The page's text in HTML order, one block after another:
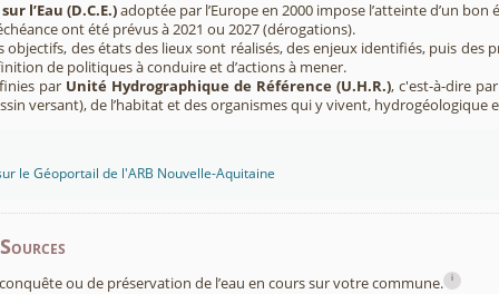
l’Eau (D.C.E.)adoptée par l’Europe en 2000 impose l’atteinte d’un
ont été prévus à 2021 ou 2027 (dérogations).
objectifs, des états des lieux sont réalisés, des enjeux identifiés, puis des
de politiques à conduire et d’actions à mener.
par Unité Hydrographique de Référence (U.H.R.), c'est-à-dire
versant), de l’habitat et des organismes qui y vivent, hydrogéologique
le Géoportail de l'ARB Nouvelle-Aquitaine
ou de préservation de l’eau en cours sur votre commune. i